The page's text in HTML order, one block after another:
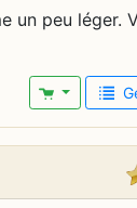
un peu léger.